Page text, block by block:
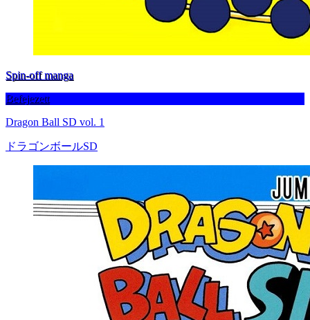
Spin-off manga
Befejezett
Dragon Ball SD vol. 1
ドラゴンボールSD